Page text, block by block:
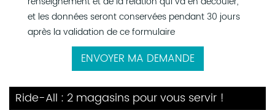
et les données seront conservées pendant 30 jours
après la validation de ce formulaire
ENVOYER MA DEMANDE
Ride-All : 2 magasins pour vous servir !